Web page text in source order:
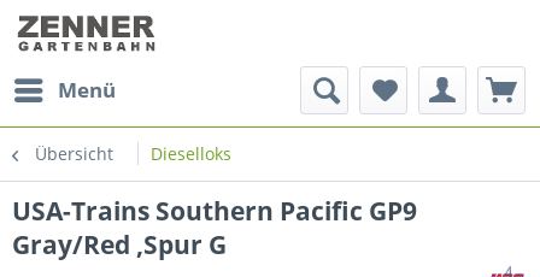
Menü
Übersicht Dieselloks
USA-Trains Southern Pacific GP9
Gray/Red ,Spur G